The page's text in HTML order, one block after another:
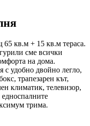
65 кв.м + 15 кв.м тераса.
сме всички
на дома.
с удобно двойно легло,
трапезарен кът,
климатик, телевизор,
трима.